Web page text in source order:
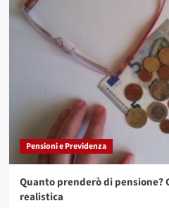
Pensioni e Previdenza
Quanto prenderò di pensione?
realistica